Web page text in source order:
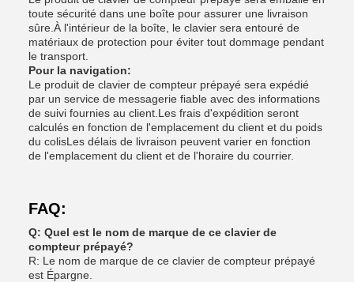
toute sécurité dans une boîte pour assurer une livraison
sûre.À l'intérieur de la boîte, le clavier sera entouré de
matériaux de protection pour éviter tout dommage pendant
le transport.
Pour la navigation:
Le produit de clavier de compteur prépayé sera expédié
par un service de messagerie fiable avec des informations
de suivi fournies au client.Les frais d'expédition seront
calculés en fonction de l'emplacement du client et du poids
du colisLes délais de livraison peuvent varier en fonction
de l'emplacement du client et de l'horaire du courrier.
FAQ:
Q: Quel est le nom de marque de ce clavier de
compteur prépayé?
R: Le nom de marque de ce clavier de compteur prépayé
est Épargne.